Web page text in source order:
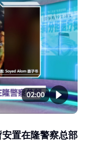
02:00
置在隆警察总部